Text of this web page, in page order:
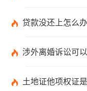
贷款没还上怎么办
涉外离婚诉讼可以线上开庭吗？
土地证他项权证是什么意